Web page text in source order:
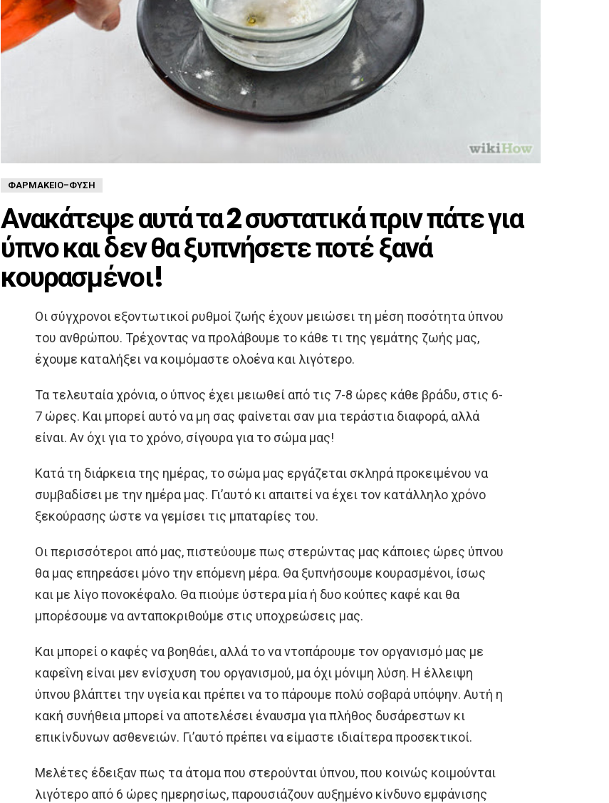
ΦΑΡΜΑΚΕΊΟ-ΦΎΣΗ
Ανακάτεψε αυτά τα 2 συστατικά πριν πάτε για
ύπνο και δεν θα ξυπνήσετε ποτέ ξανά
κουρασμένοι!
Οι σύγχρονοι εξοντωτικοί ρυθμοί ζωής έχουν μειώσει τη μέση ποσότητα ύπνου
του ανθρώπου. Τρέχοντας να προλάβουμε το κάθε τι της γεμάτης ζωής μας,
έχουμε καταλήξει να κοιμόμαστε ολοένα και λιγότερο.
Τα τελευταία χρόνια, ο ύπνος έχει μειωθεί από τις 7-8 ώρες κάθε βράδυ, στις 6-
7 ώρες. Και μπορεί αυτό να μη σας φαίνεται σαν μια τεράστια διαφορά, αλλά
είναι. Αν όχι για το χρόνο, σίγουρα για το σώμα μας!
Κατά τη διάρκεια της ημέρας, το σώμα μας εργάζεται σκληρά προκειμένου να
συμβαδίσει με την ημέρα μας. Γι’αυτό κι απαιτεί να έχει τον κατάλληλο χρόνο
ξεκούρασης ώστε να γεμίσει τις μπαταρίες του.
Οι περισσότεροι από μας, πιστεύουμε πως στερώντας μας κάποιες ώρες ύπνου
θα μας επηρεάσει μόνο την επόμενη μέρα. Θα ξυπνήσουμε κουρασμένοι, ίσως
και με λίγο πονοκέφαλο. Θα πιούμε ύστερα μία ή δυο κούπες καφέ και θα
μπορέσουμε να ανταποκριθούμε στις υποχρεώσεις μας.
Και μπορεί ο καφές να βοηθάει, αλλά το να ντοπάρουμε τον οργανισμό μας με
καφεΐνη είναι μεν ενίσχυση του οργανισμού, μα όχι μόνιμη λύση. Η έλλειψη
ύπνου βλάπτει την υγεία και πρέπει να το πάρουμε πολύ σοβαρά υπόψην. Αυτή η
κακή συνήθεια μπορεί να αποτελέσει έναυσμα για πλήθος δυσάρεστων κι
επικίνδυνων ασθενειών. Γι’αυτό πρέπει να είμαστε ιδιαίτερα προσεκτικοί.
Μελέτες έδειξαν πως τα άτομα που στερούνται ύπνου, που κοινώς κοιμούνται
λιγότερο από 6 ώρες ημερησίως, παρουσιάζουν αυξημένο κίνδυνο εμφάνισης